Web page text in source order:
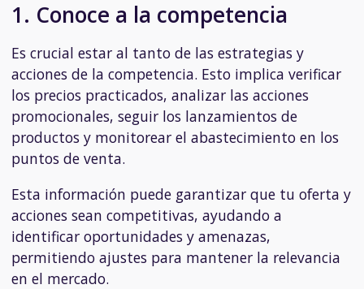
1. Conoce a la competencia
Es crucial estar al tanto de las estrategias y
acciones de la competencia. Esto implica verificar
los precios practicados, analizar las acciones
promocionales, seguir los lanzamientos de
productos y monitorear el abastecimiento en los
puntos de venta.
Esta información puede garantizar que tu oferta y
acciones sean competitivas, ayudando a
identificar oportunidades y amenazas,
permitiendo ajustes para mantener la relevancia
en el mercado.